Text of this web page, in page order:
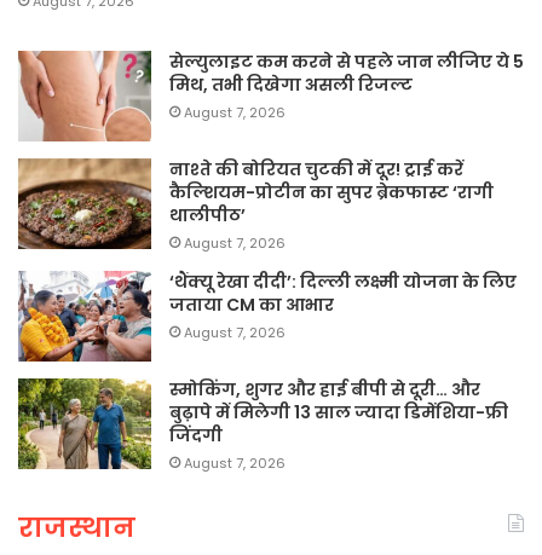
सेल्युलाइट कम करने से पहले जान लीजिए ये 5
मिथ, तभी दिखेगा असली रिजल्ट
August 7, 2026
नाश्ते की बोरियत चुटकी में दूर! ट्राई करें
कैल्शियम-प्रोटीन का सुपर ब्रेकफास्ट ‘रागी
थालीपीठ’
August 7, 2026
‘थैंक्यू रेखा दीदी’: दिल्ली लक्ष्मी योजना के लिए
जताया CM का आभार
August 7, 2026
स्मोकिंग, शुगर और हाई बीपी से दूरी… और
बुढ़ापे में मिलेगी 13 साल ज्यादा डिमेंशिया-फ्री
जिंदगी
August 7, 2026
राजस्थान